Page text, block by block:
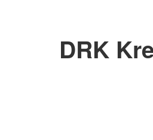
DRK